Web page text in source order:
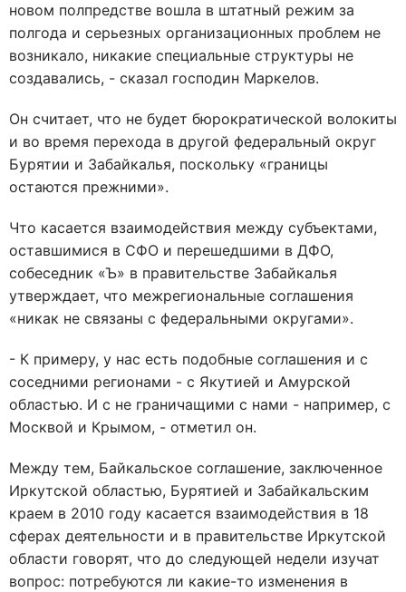
новом полпредстве вошла в штатный режим за
полгода и серьезных организационных проблем не
возникало, никакие специальные структуры не
создавались, - сказал господин Маркелов.
Он считает, что не будет бюрократической волокиты
и во время перехода в другой федеральный округ
Бурятии и Забайкалья, поскольку «границы
остаются прежними».
Что касается взаимодействия между субъектами,
оставшимися в СФО и перешедшими в ДФО,
собеседник «Ъ» в правительстве Забайкалья
утверждает, что межрегиональные соглашения
«никак не связаны с федеральными округами».
- К примеру, у нас есть подобные соглашения и с
соседними регионами - с Якутией и Амурской
областью. И с не граничащими с нами - например, с
Москвой и Крымом, - отметил он.
Между тем, Байкальское соглашение, заключенное
Иркутской областью, Бурятией и Забайкальским
краем в 2010 году касается взаимодействия в 18
сферах деятельности и в правительстве Иркутской
области говорят, что до следующей недели изучат
вопрос: потребуются ли какие-то изменения в